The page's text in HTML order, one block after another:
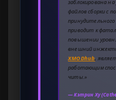
заблокирована
файлов сборки с
приводит к
повышении
внешний
XMODhub,
работающим
читы.»
— Кэтрин Ху